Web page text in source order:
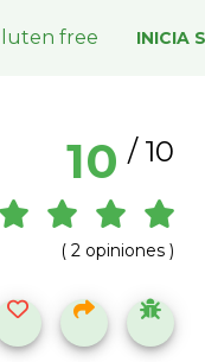
free INICIA
10 / 10
( 2 opiniones )